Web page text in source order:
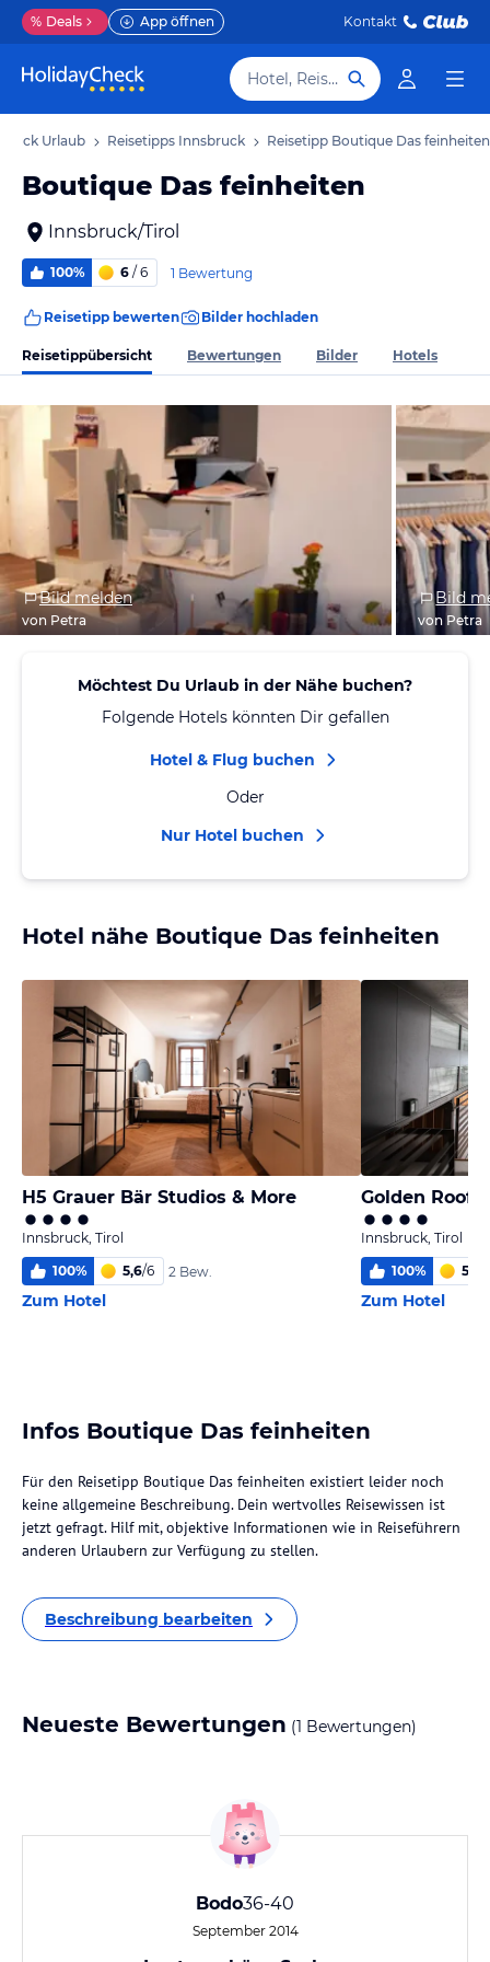
% Deals App öffnen Kontakt
Hotel, Reiseziel
Urlaub Reisetipps Innsbruck Reisetipp Boutique Das feinheiten
Boutique Das feinheiten
Innsbruck/Tirol
100% 6 / 6 1 Bewertung
Reisetipp bewerten Bilder hochladen
Reisetippübersicht Bewertungen Bilder Hotels
Bild melden
von Petra
Bild
von Petra
Möchtest Du Urlaub in der Nähe buchen?
Folgende Hotels könnten Dir gefallen
Hotel & Flug buchen
Oder
Nur Hotel buchen
Hotel nähe Boutique Das feinheiten
H5 Grauer Bär Studios & More
Innsbruck, Tirol
100% 5,6/6 2 Bew.
Zum Hotel
Golden Roof
Innsbruck, Tirol
100% 5,7
Zum Hotel
Infos Boutique Das feinheiten
Für den Reisetipp Boutique Das feinheiten existiert leider noch
keine allgemeine Beschreibung. Dein wertvolles Reisewissen ist
jetzt gefragt. Hilf mit, objektive Informationen wie in Reiseführern
anderen Urlaubern zur Verfügung zu stellen.
Beschreibung bearbeiten
Neueste Bewertungen (1 Bewertungen)
Bodo36-40
September 2014